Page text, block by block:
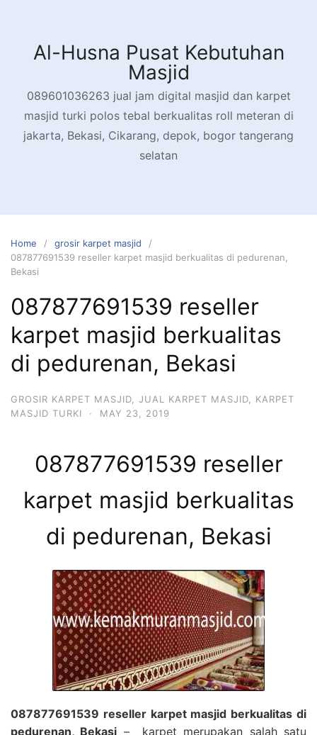
contentAl-Husna Pusat Kebutuhan
Masjid
089601036263 jual jam digital masjid dan karpet
masjid turki polos tebal berkualitas roll meteran di
jakarta, Bekasi, Cikarang, depok, bogor tangerang
selatan
Home
grosir karpet masjid
087877691539 reseller karpet masjid berkualitas di pedurenan,
Bekasi
087877691539 reseller
karpet masjid berkualitas
di pedurenan, Bekasi
GROSIR KARPET MASJID JUAL KARPET MASJID
KARPET
MASJID TURKI
· MAY 23, 2019
087877691539 reseller
karpet masjid berkualitas
di pedurenan, Bekasi
087877691539 reseller karpet masjid berkualitas di
pedurenan, Bekasi – karpet merupakan salah satu